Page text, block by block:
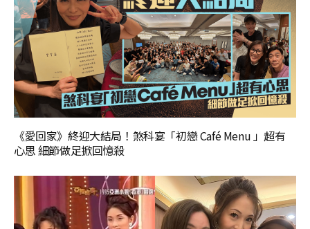
《愛回家》終迎大結局！煞科宴「初戀 Café Menu 」超有
心思 細節做足掀回憶殺